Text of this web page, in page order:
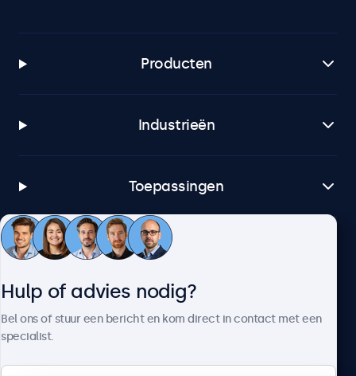
Producten
Industrieën
Toepassingen
Klantenservice
Hulp of advies nodig?
Bel ons of stuur een bericht en kom direct in contact met een
specialist.